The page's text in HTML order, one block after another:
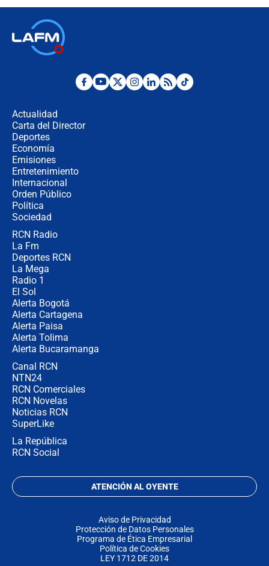
Desde dermatitis hasta infecciones:
Actualidad
Carta del Director
Deportes
Economía
Emisiones
Entretenimiento
Internacional
Orden Público
Política
Sociedad
RCN Radio
La Fm
Deportes RCN
La Mega
Radio 1
El Sol
Alerta Bogotá
Alerta Cartagena
Alerta Paisa
Alerta Tolima
Alerta Bucaramanga
Canal RCN
NTN24
RCN Comerciales
RCN Novelas
Noticias RCN
SuperLike
La República
RCN Social
ATENCIÓN AL OYENTE
Aviso de Privacidad
Protección de Datos Personales
Programa de Ética Empresarial
Política de Cookies
LEY 1712 DE 2014